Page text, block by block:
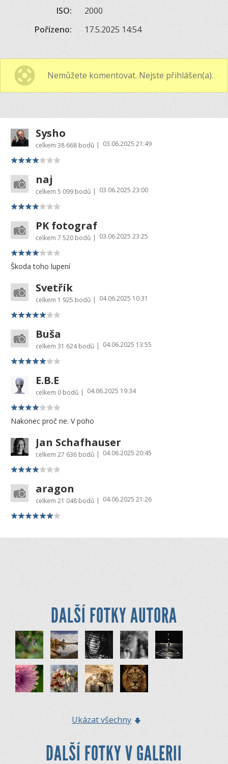
ISO:
2000
Pořízeno:
17.5.2025 14:54
Nemůžete komentovat. Nejste přihlášen(a).
Sysho
celkem 38 668 bodů | 03.06.2025 21:49
naj
celkem 5 099 bodů | 03.06.2025 23:00
PK fotograf
celkem 7 520 bodů | 03.06.2025 23:25
Škoda toho lupení
Svetřík
celkem 1 925 bodů | 04.06.2025 10:31
Buša
celkem 31 624 bodů | 04.06.2025 13:55
E.B.E
celkem 0 bodů | 04.06.2025 19:34
Nakonec proč ne. V poho
Jan Schafhauser
celkem 27 636 bodů | 04.06.2025 20:45
aragon
celkem 21 048 bodů | 04.06.2025 21:26
DALŠÍ FOTKY AUTORA
Ukázat všechny
DALŠÍ FOTKY V GALERII